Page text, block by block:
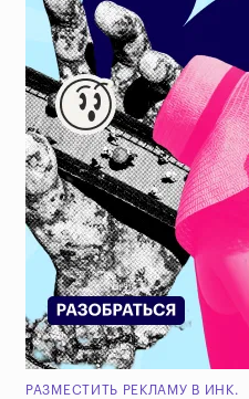
РАЗМЕСТИТЬ РЕКЛАМУ В ИНК.